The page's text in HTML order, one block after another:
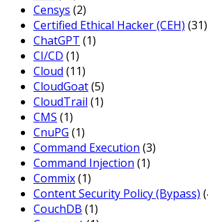
Censys (2)
Certified Ethical Hacker (CEH) (31)
ChatGPT (1)
CI/CD (1)
Cloud (11)
CloudGoat(5)
CloudTrail (1)
CMS (1)
CnuPG (1)
Command Execution (3)
Command Injection (1)
Commix(1)
Content Security Policy (Bypass)
CouchDB (1)